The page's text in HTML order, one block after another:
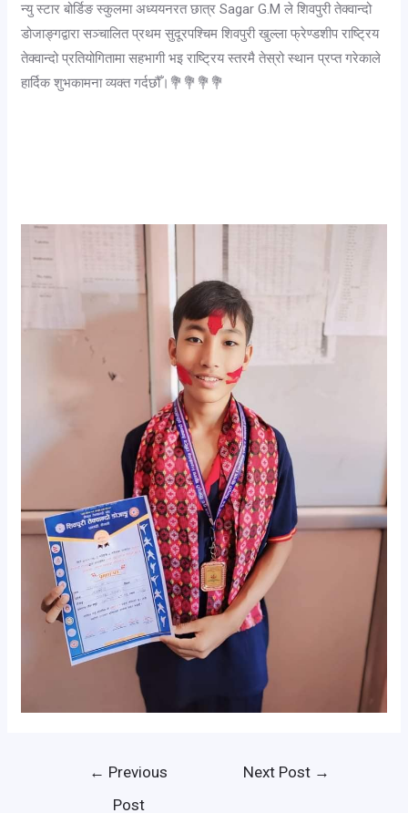
न्यु स्टार बोर्डिङ स्कुलमा अध्ययनरत छात्र Sagar G.M ले शिवपुरी तेक्वान्दो
डोजाङ्गद्वारा सञ्चालित प्रथम सुदूरपश्चिम शिवपुरी खुल्ला फ्रेण्डशीप राष्ट्रिय
तेक्वान्दो प्रतियोगितामा सहभागी भइ राष्ट्रिय स्तरमै तेस्रो स्थान प्रप्त गरेकाले
हार्दिक शुभकामना व्यक्त गर्दछौँ।💐💐💐💐
← Previous
Post
Next Post →